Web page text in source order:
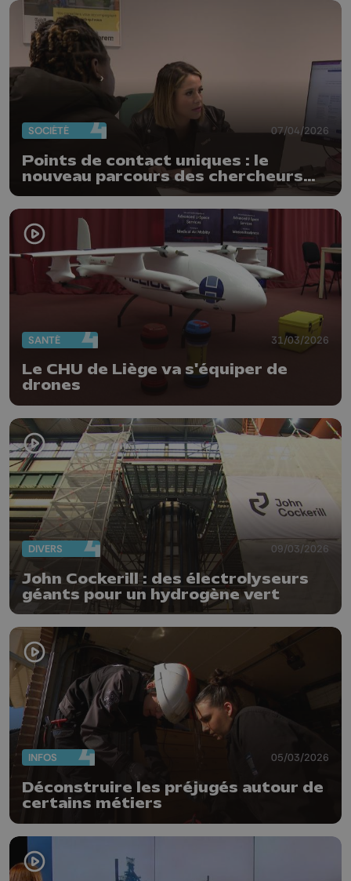
SOCIÉTÉ 07/04/2026
Points de contact uniques : le
nouveau parcours des chercheurs
d’emplois wallons
SANTÉ 31/03/2026
Le CHU de Liège va s'équiper de
drones
DIVERS 09/03/2026
John Cockerill : des électrolyseurs
géants pour un hydrogène vert
INFOS 05/03/2026
Déconstruire les préjugés autour de
certains métiers